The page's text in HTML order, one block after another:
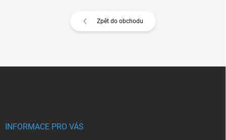
Zpět do obchodu
INFORMACE PRO VÁS